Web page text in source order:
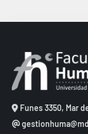
Funes 3350, Mar